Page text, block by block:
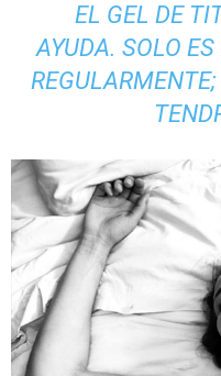
EL GEL DE
AYUDA. SOLO